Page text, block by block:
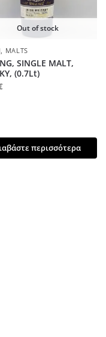
Out of stock
, MALTS
SINGLE MALT,
(0.7Lt)
περισσότερα